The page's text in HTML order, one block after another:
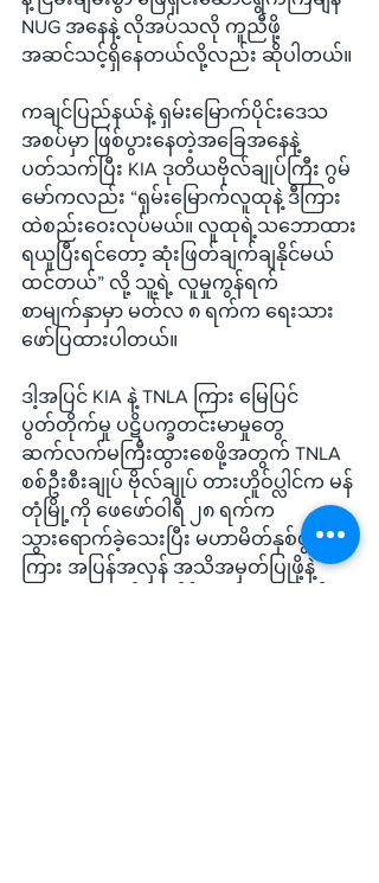
NUG အနေနဲ့ လိုအပ်သလို ကူညီဖို့
အဆင်သင့်ရှိနေတယ်လို့လည်း ဆိုပါတယ်။
ကချင်ပြည်နယ်နဲ့ ရှမ်းမြောက်ပိုင်းဒေသ
အစပ်မှာ ဖြစ်ပွားနေတဲ့အခြေအနေနဲ့
ပတ်သက်ပြီး KIA ဒုတိယဗိုလ်ချုပ်ကြီး ဂွမ်
မော်ကလည်း “ရှမ်းမြောက်လူထုနဲ့ ဒီကြား
ထဲစည်းဝေးလုပ်မယ်။ လူထုရဲ့သဘောထား
ရယူပြီးရင်တော့ ဆုံးဖြတ်ချက်ချနိုင်မယ်
ထင်တယ်” လို့ သူ့ရဲ့ လူမှုကွန်ရက်
စာမျက်နှာမှာ မတ်လ ၈ ရက်က ရေးသား
ဖော်ပြထားပါတယ်။
ဒါ့အပြင် KIA နဲ့ TNLA ကြား မြေပြင်
ပွတ်တိုက်မှု ပဋိပက္ခတင်းမာမှုတွေ
ဆက်လက်မကြီးထွားစေဖို့အတွက် TNLA
စစ်ဦးစီးချုပ် ဗိုလ်ချုပ် တားဟိူဝ်ပ္လါင်က မန်
တုံမြို့ကို ဖေဖော်ဝါရီ ၂၈ ရက်က
သွားရောက်ခဲ့သေးပြီး မဟာမိတ်နှစ်ဖွဲ့
ကြား အပြန်အလှန် အသိအမှတ်ပြုဖို့နဲ့